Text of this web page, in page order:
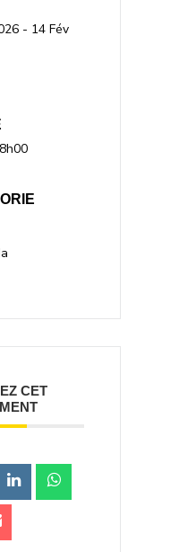
- 14 Fév
CET